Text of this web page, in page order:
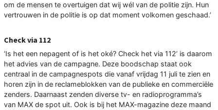
om de mensen te overtuigen dat wij wél van de politie zijn. Hun
vertrouwen in de politie is op dat moment volkomen geschaad.’
Check via 112
‘Is het een nepagent of is het oké? Check het via 112’ is daarom
het advies van de campagne. Deze boodschap staat ook
centraal in de campagnespots die vanaf vrijdag 11 juli te zien en
horen zijn in de reclameblokken van de publieke en commerciële
zenders. Daarnaast zenden diverse tv- en radioprogramma’s
van MAX de spot uit. Ook is bij het MAX-magazine deze maand